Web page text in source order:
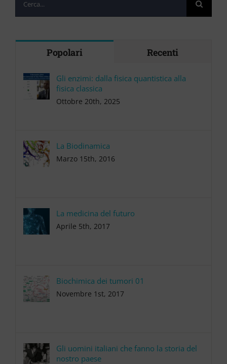
Popolari Recenti
Gli enzimi: dalla fisica quantistica alla
fisica classica
Ottobre 20th, 2025
La Biodinamica
Marzo 15th, 2016
La medicina del futuro
Aprile 5th, 2017
Biochimica dei tumori 01
Novembre 1st, 2017
Gli uomini italiani che fanno la storia del
nostro paese